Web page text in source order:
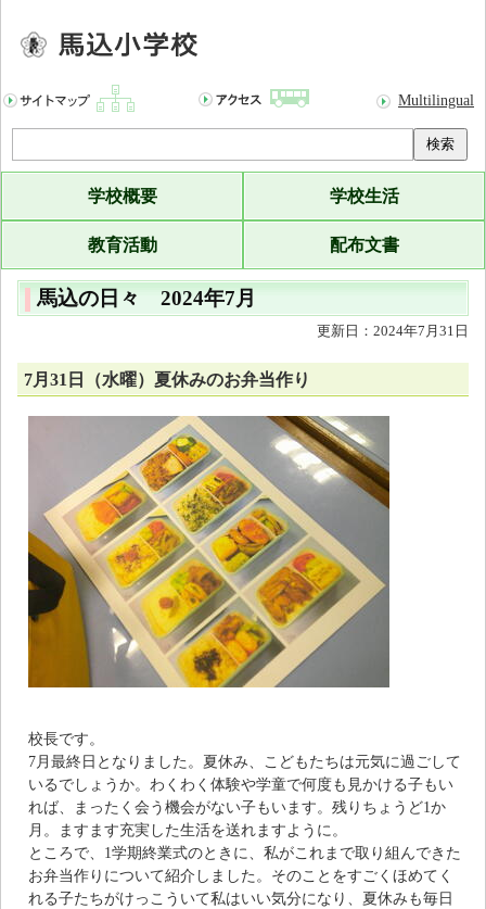
Multilingual
検索
学校概要 学校生活
教育活動 配布文書
馬込の日々 2024年7月
更新日：2024年7月31日
7月31日（水曜）夏休みのお弁当作り
校長です。
7月最終日となりました。夏休み、こどもたちは元気に過ごして
いるでしょうか。わくわく体験や学童で何度も見かける子もい
れば、まったく会う機会がない子もいます。残りちょうど1か
月。ますます充実した生活を送れますように。
ところで、1学期終業式のときに、私がこれまで取り組んできた
お弁当作りについて紹介しました。そのことをすごくほめてく
れる子たちがけっこういて私はいい気分になり、夏休みも毎日